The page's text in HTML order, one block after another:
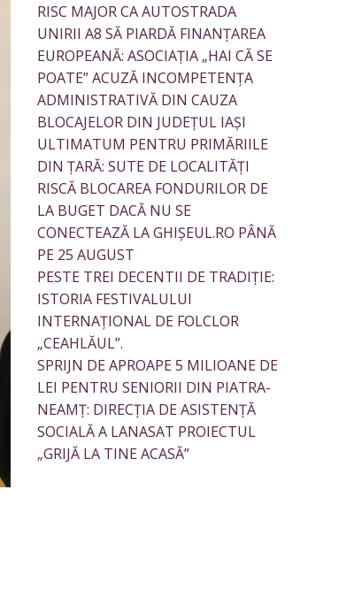
RISC MAJOR CA AUTOSTRADA
UNIRII A8 SĂ PIARDĂ FINANȚAREA
EUROPEANĂ: ASOCIAȚIA „HAI CĂ SE
POATE” ACUZĂ INCOMPETENȚA
ADMINISTRATIVĂ DIN CAUZA
BLOCAJELOR DIN JUDEȚUL IAȘI
ULTIMATUM PENTRU PRIMĂRIILE
DIN ȚARĂ: SUTE DE LOCALITĂȚI
RISCĂ BLOCAREA FONDURILOR DE
LA BUGET DACĂ NU SE
CONECTEAZĂ LA GHIȘEUL.RO PÂNĂ
PE 25 AUGUST
PESTE TREI DECENTII DE TRADIȚIE:
ISTORIA FESTIVALULUI
INTERNAȚIONAL DE FOLCLOR
„CEAHLĂUL”.
SPRIJN DE APROAPE 5 MILIOANE DE
LEI PENTRU SENIORII DIN PIATRA-
NEAMȚ: DIRECȚIA DE ASISTENȚĂ
SOCIALĂ A LANASAT PROIECTUL
„GRIJĂ LA TINE ACASĂ”